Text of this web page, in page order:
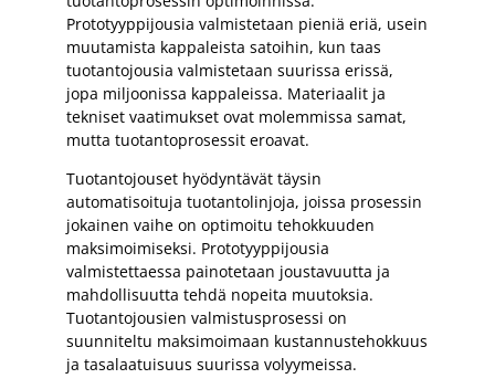
Prototyyppijousia valmistetaan pieniä eriä, usein
muutamista kappaleista satoihin, kun taas
tuotantojousia valmistetaan suurissa erissä,
jopa miljoonissa kappaleissa. Materiaalit ja
tekniset vaatimukset ovat molemmissa samat,
mutta tuotantoprosessit eroavat.
Tuotantojouset hyödyntävät täysin
automatisoituja tuotantolinjoja, joissa prosessin
jokainen vaihe on optimoitu tehokkuuden
maksimoimiseksi. Prototyyppijousia
valmistettaessa painotetaan joustavuutta ja
mahdollisuutta tehdä nopeita muutoksia.
Tuotantojousien valmistusprosessi on
suunniteltu maksimoimaan kustannustehokkuus
ja tasalaatuisuus suurissa volyymeissa.